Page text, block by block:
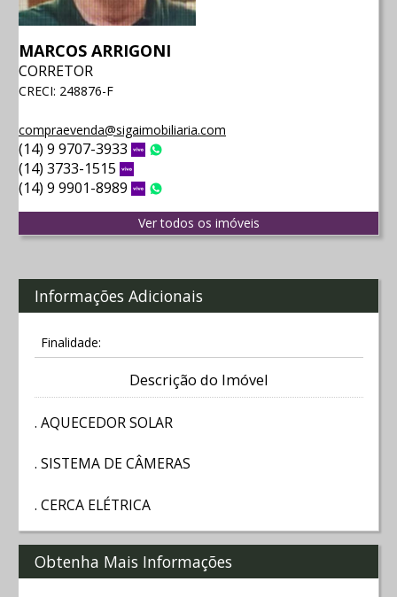
MARCOS ARRIGONI
CORRETOR
CRECI: 248876-F
compraevenda@sigaimobiliaria.com
(14) 9 9707-3933 Vivo
(14) 3733-1515
(14) 9 9901-8989 Vivo
Ver todos os imóveis
Informações Adicionais
Finalidade:
Descrição do Imóvel
. AQUECEDOR SOLAR
. SISTEMA DE CÂMERAS
. CERCA ELÉTRICA
Obtenha Mais Informações